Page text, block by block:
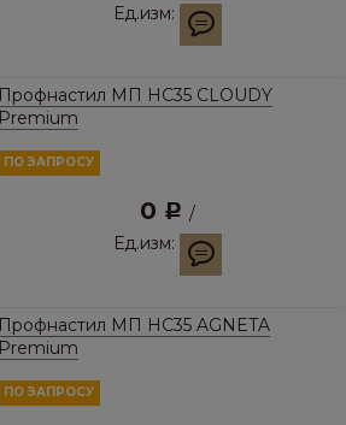
Ед.изм:
Профнастил МП HC35 CLOUDY
Premium
ПО ЗАПРОСУ
0 Р /
Ед.изм:
Профнастил МП HC35 AGNETA
Premium
ПО ЗАПРОСУ